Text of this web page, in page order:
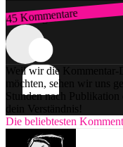
45 Kommentare
Zum Login
Weil wir die Kommentar-
möchten, sehen wir uns
Stunden nach Publikation
dein Verständnis!
Die beliebtesten